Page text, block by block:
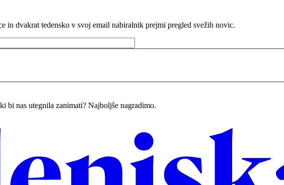
in dvakrat tedensko v svoj email nabiralnik prejmi pregled svežih novic.
nas utegnila zanimati? Najboljše nagradimo.